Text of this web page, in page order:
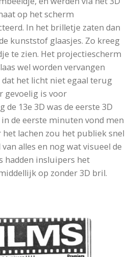
op het scherm
In het brilletje zaten dan
kunststof glaasjes. Zo kreeg
te zien. Het projectiescherm
wel worden vervangen
het licht niet egaal terug
gevoelig is voor
de 13e 3D was de eerste 3D
de eerste minuten vond men
lachen zou het publiek snel
alles en nog wat visueel de
hadden insluipers het
op zonder 3D bril.